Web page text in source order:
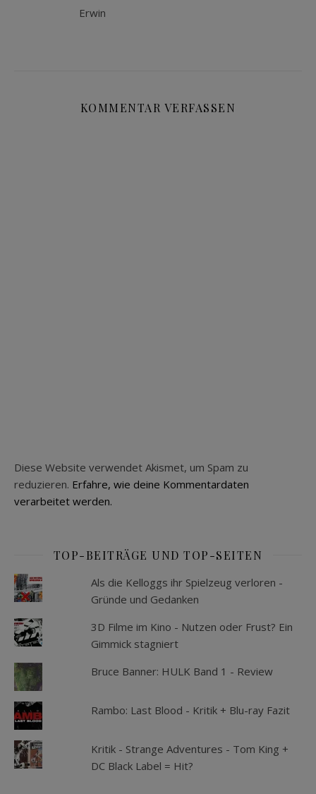
Erwin
KOMMENTAR VERFASSEN
Diese Website verwendet Akismet, um Spam zu
reduzieren. Erfahre, wie deine Kommentardaten
verarbeitet werden.
TOP-BEITRÄGE UND TOP-SEITEN
Als die Kelloggs ihr Spielzeug verloren -
Gründe und Gedanken
3D Filme im Kino - Nutzen oder Frust? Ein
Gimmick stagniert
Bruce Banner: HULK Band 1 - Review
Rambo: Last Blood - Kritik + Blu-ray Fazit
Kritik - Strange Adventures - Tom King +
DC Black Label = Hit?